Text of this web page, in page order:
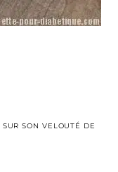
SON VELOUTÉ DE